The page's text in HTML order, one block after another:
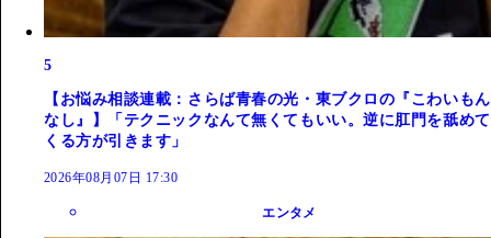
5
【お悩み相談連載：さらば青春の光・東ブクロの『こわいもん
なし』】「テクニックなんて無くてもいい。逆に肛門を舐めて
くる方が引きます」
2026年08月07日 17:30
エンタメ